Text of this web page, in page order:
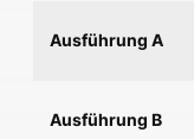
Ausführung A
Ausführung B